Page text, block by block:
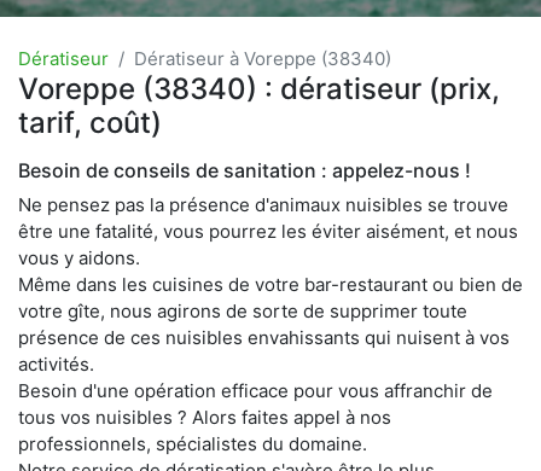
Dératiseur Dératiseur à Voreppe (38340)
Voreppe (38340) : dératiseur (prix,
tarif, coût)
Besoin de conseils de sanitation : appelez-nous !
Ne pensez pas la présence d'animaux nuisibles se trouve
être une fatalité, vous pourrez les éviter aisément, et nous
vous y aidons.
Même dans les cuisines de votre bar-restaurant ou bien de
votre gîte, nous agirons de sorte de supprimer toute
présence de ces nuisibles envahissants qui nuisent à vos
activités.
Besoin d'une opération efficace pour vous affranchir de
tous vos nuisibles ? Alors faites appel à nos
professionnels, spécialistes du domaine.